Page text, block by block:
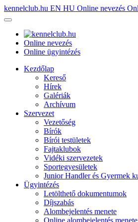
kennelclub.hu EN HU Online nevezés
Online nevezés
Online ügyintézés
Kezdőlap
Kereső
Hírek
Galériák
Archívum
Szervezet
Vezetőség
Bírók
Bírói testületek
Fajtaklubok
Vidéki szervezetek
Sportegyesületek
Junior Handler és Gyermek
Ügyintézés
Letölthető dokumentumok
Díjszabás
Alombejelentés menete
Online alombejelentés menete